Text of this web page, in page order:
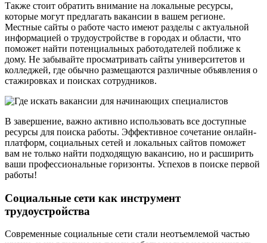
Также стоит обратить внимание на локальные ресурсы,
которые могут предлагать вакансии в вашем регионе.
Местные сайты о работе часто имеют разделы с актуальной
информацией о трудоустройстве в городах и области, что
поможет найти потенциальных работодателей поближе к
дому. Не забывайте просматривать сайты университетов и
колледжей, где обычно размещаются различные объявления о
стажировках и поисках сотрудников.
В завершение, важно активно использовать все доступные
ресурсы для поиска работы. Эффективное сочетание онлайн-
платформ, социальных сетей и локальных сайтов поможет
вам не только найти подходящую вакансию, но и расширить
ваши профессиональные горизонты. Успехов в поиске первой
работы!
Социальные сети как инструмент
трудоустройства
Современные социальные сети стали неотъемлемой частью